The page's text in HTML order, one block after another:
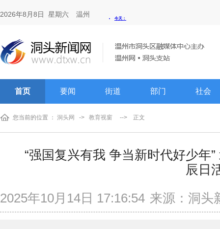
2026年8月8日 星期六 温州
首页 要闻 街道 部门 社会
您当前的位置 ： 洞头网 -> 教育视窗 --> 正文
“强国复兴有我 争当新时代好少年
辰日
2025年10月14日 17:16:54 来源：洞头